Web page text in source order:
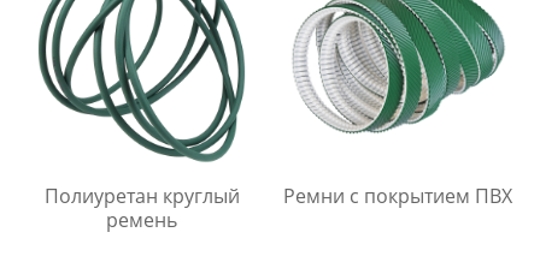
Полиуретан круглый
ремень
Ремни с покрытием ПВХ